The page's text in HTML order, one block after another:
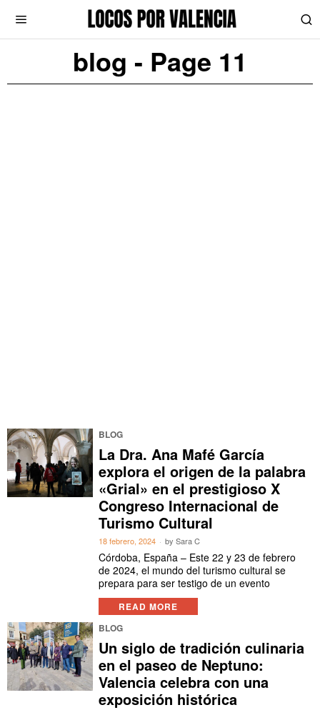
blog - Page 11
BLOG
La Dra. Ana Mafé García
explora el origen de la palabra
«Grial» en el prestigioso X
Congreso Internacional de
Turismo Cultural
18 febrero, 2024 bySara C
Córdoba, España – Este 22 y 23 de febrero
de 2024, el mundo del turismo cultural se
prepara para ser testigo de un evento
READ MORE
BLOG
Un siglo de tradición culinaria
en el paseo de Neptuno:
Valencia celebra con una
exposición histórica